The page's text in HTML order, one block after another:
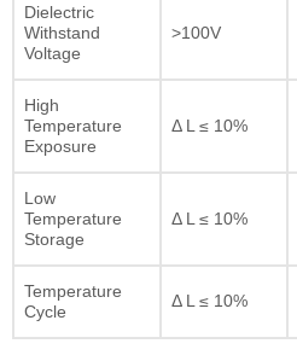
Dielectric
Withstand
Voltage
>100V
High
Temperature
Exposure
Δ L ≤ 10%
Low
Temperature
Storage
Δ L ≤ 10%
Temperature
Cycle
Δ L ≤ 10%